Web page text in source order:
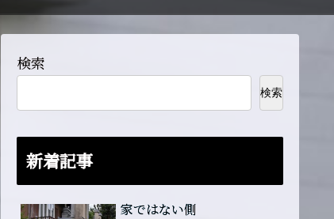
検索
検索
新着記事
家ではない側